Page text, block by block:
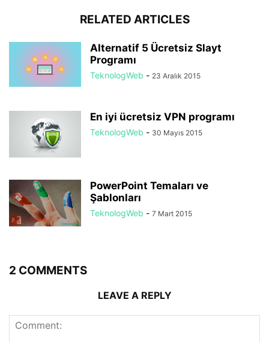
RELATED ARTICLES
Alternatif 5 Ücretsiz Slayt
Programı
TeknologWeb - 23 Aralık 2015
En iyi ücretsiz VPN programı
TeknologWeb - 30 Mayıs 2015
PowerPoint Temaları ve
Şablonları
TeknologWeb - 7 Mart 2015
2 COMMENTS
LEAVE A REPLY